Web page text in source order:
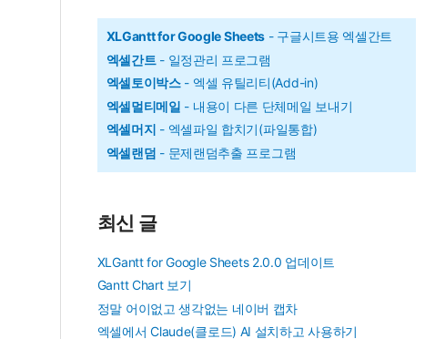
XLGantt for Google Sheets - 구글시트용 엑셀간트
엑셀간트- 일정관리 프로그램
엑셀토이박스- 엑셀 유틸리티(Add-in)
엑셀멀티메일 - 내용이 다른 단체메일 보내기
엑셀머지 - 엑셀파일 합치기(파일통합)
엑셀랜덤 - 문제랜덤추출 프로그램
최신 글
XLGantt for Google Sheets 2.0.0 업데이트
Gantt Chart 보기
정말 어이없고 생각없는 네이버 캡차
엑셀에서 Claude(클로드) AI 설치하고 사용하기